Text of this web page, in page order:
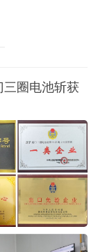
三圈电池斩获